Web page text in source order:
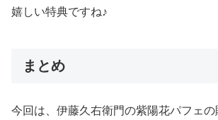
嬉しい特典ですね♪
まとめ
今回は、伊藤久右衛門の紫陽花パフェの